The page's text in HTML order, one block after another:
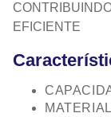
EFICIENTE